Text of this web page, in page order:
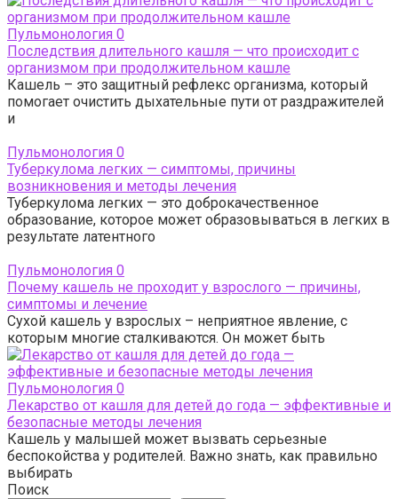
Пульмонология 0
Последствия длительного кашля — что происходит с
организмом при продолжительном кашле
Кашель – это защитный рефлекс организма, который
помогает очистить дыхательные пути от раздражителей
и
Пульмонология 0
Туберкулома легких — симптомы, причины
возникновения и методы лечения
Туберкулома легких — это доброкачественное
образование, которое может образовываться в легких в
результате латентного
Пульмонология 0
Почему кашель не проходит у взрослого — причины,
симптомы и лечение
Сухой кашель у взрослых – неприятное явление, с
которым многие сталкиваются. Он может быть
Пульмонология 0
Лекарство от кашля для детей до года — эффективные и
безопасные методы лечения
Кашель у малышей может вызвать серьезные
беспокойства у родителей. Важно знать, как правильно
выбирать
Поиск